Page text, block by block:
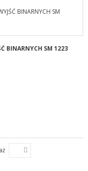
BINARNYCH SM 1223